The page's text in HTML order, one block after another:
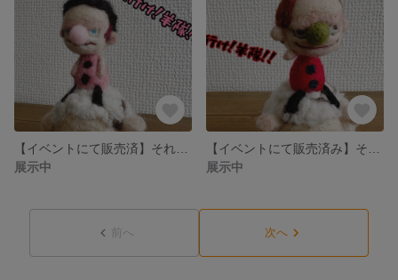
展示中
展示中
前へ 次へ